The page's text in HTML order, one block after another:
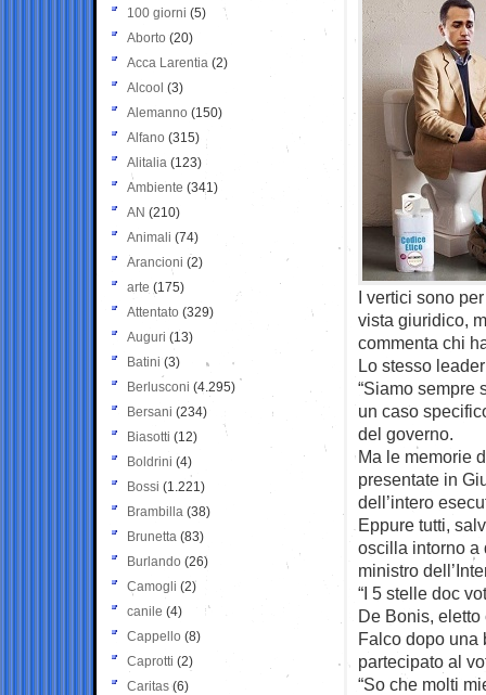
I vertici sono
vista giuridico,
commenta chi
Lo stesso
“Siamo sempre
un caso
del governo.
Ma le memorie
presentate in
dell’intero
Eppure tutti,
oscilla intorno a
ministro
“I 5 stelle doc
De Bonis,
Falco dopo una
partecipato al
“So che molti
100 giorni (5)
Aborto (20)
Acca Larentia (2)
Alcool (3)
Alemanno (150)
Alfano (315)
Alitalia (123)
Ambiente (341)
AN (210)
Animali (74)
Arancioni (2)
arte (175)
Attentato (329)
Auguri (13)
Batini (3)
Berlusconi (4.295)
Bersani (234)
Biasotti (12)
Boldrini (4)
Bossi (1.221)
Brambilla (38)
Brunetta (83)
Burlando (26)
Camogli (2)
canile (4)
Cappello (8)
Caprotti (2)
Caritas (6)